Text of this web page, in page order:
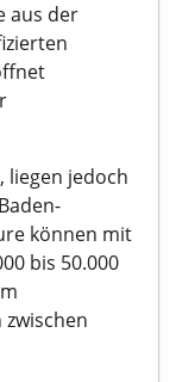
aus der
liegen jedoch
können mit
bis 50.000